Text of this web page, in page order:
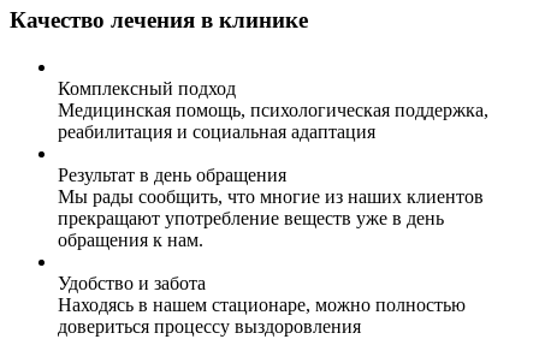
Качество лечения в клинике
Комплексный подход
Медицинская помощь, психологическая поддержка,
реабилитация и социальная адаптация
Результат в день обращения
Мы рады сообщить, что многие из наших клиентов
прекращают употребление веществ уже в день
обращения к нам.
Удобство и забота
Находясь в нашем стационаре, можно полностью
довериться процессу выздоровления